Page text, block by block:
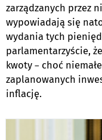
zarządzanych przez
wypowiadają się
wydania tych
parlamentarzyście,
kwoty – choć niemałe
zaplanowanych
inflację.